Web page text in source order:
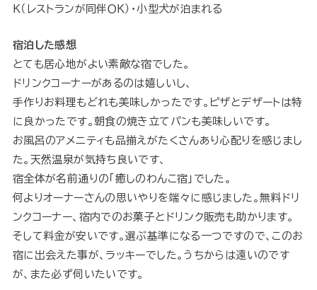
Ｋ（レストランが同伴ＯＫ）・小型犬が泊まれる
宿泊した感想
とても居心地がよい素敵な宿でした。
ドリンクコーナーがあるのは嬉しいし、
手作りお料理もどれも美味しかったです。ピザとデザートは特
に良かったです。朝食の焼き立てパンも美味しいです。
お風呂のアメニティも品揃えがたくさんあり心配りを感じまし
た。天然温泉が気持ち良いです、
宿全体が名前通りの「癒しのわんこ宿」でした。
何よりオーナーさんの思いやりを端々に感じました。無料ドリ
ンクコーナー、宿内でのお菓子とドリンク販売も助かります。
そして料金が安いです。選ぶ基準になる一つですので、このお
宿に出会えた事が、ラッキーでした。うちからは遠いのです
が、また必ず伺いたいです。